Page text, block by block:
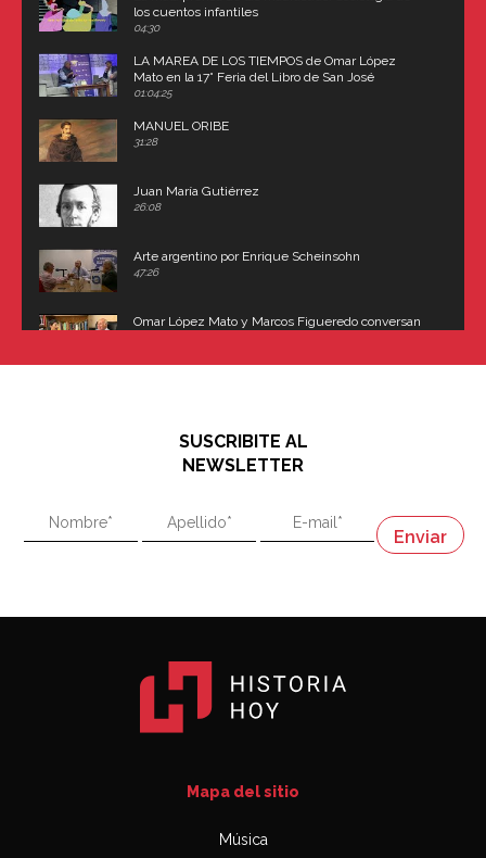
los cuentos infantiles
04:30
LA MAREA DE LOS TIEMPOS de Omar López
Mato en la 17° Feria del Libro de San José
(Uruguay)
01:04:25
MANUEL ORIBE
31:28
Juan María Gutiérrez
26:08
Arte argentino por Enrique Scheinsohn
47:26
Omar López Mato y Marcos Figueredo conversan
"En política, la estupidez no es una desventaja"
"En política, la estupidez no es una desventaja"
Napoleón
SUSCRIBITE AL
NEWSLETTER
Mapa del sitio
Música